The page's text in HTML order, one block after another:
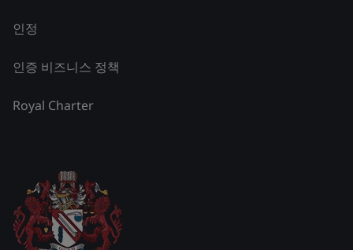
인정
인증 비즈니스 정책
Royal Charter